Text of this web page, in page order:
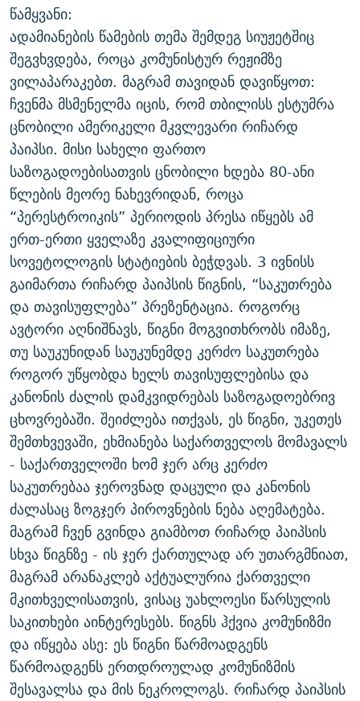
წამყვანი:
ადამიანების წამების თემა შემდეგ სიუჟეტშიც
შეგვხვდება, როცა კომუნისტურ რეჟიმზე
ვილაპარაკებთ. მაგრამ თავიდან დავიწყოთ:
ჩვენმა მსმენელმა იცის, რომ თბილისს ესტუმრა
ცნობილი ამერიკელი მკვლევარი რიჩარდ
პაიპსი. მისი სახელი ფართო
საზოგადოებისათვის ცნობილი ხდება 80-ანი
წლების მეორე ნახევრიდან, როცა
“პერესტროიკის” პერიოდის პრესა იწყებს ამ
ერთ-ერთი ყველაზე კვალიფიციური
სოვეტოლოგის სტატიების ბეჭდვას. 3 ივნისს
გაიმართა რიჩარდ პაიპსის წიგნის, “საკუთრება
და თავისუფლება” პრეზენტაცია. როგორც
ავტორი აღნიშნავს, წიგნი მოგვითხრობს იმაზე,
თუ საუკუნიდან საუკუნემდე კერძო საკუთრება
როგორ უწყობდა ხელს თავისუფლებისა და
კანონის ძალის დამკვიდრებას საზოგადოებრივ
ცხოვრებაში. შეიძლება ითქვას, ეს წიგნი, უკეთეს
შემთხვევაში, ეხმიანება საქართველოს მომავალს
- საქართველოში ხომ ჯერ არც კერძო
საკუთრებაა ჯეროვნად დაცული და კანონის
ძალასაც ზოგჯერ პიროვნების ნება აღემატება.
მაგრამ ჩვენ გვინდა გიამბოთ რიჩარდ პაიპსის
სხვა წიგნზე - ის ჯერ ქართულად არ უთარგმნიათ,
მაგრამ არანაკლებ აქტუალურია ქართველი
მკითხველისათვის, ვისაც უახლოესი წარსულის
საკითხები აინტერესებს. წიგნს ჰქვია კომუნიზმი
და იწყება ასე: ეს წიგნი წარმოადგენს
წარმოადგენს ერთდროულად კომუნიზმის
შესავალსა და მის ნეკროლოგს. რიჩარდ პაიპსის